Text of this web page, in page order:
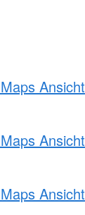
Ansicht
Ansicht
Ansicht